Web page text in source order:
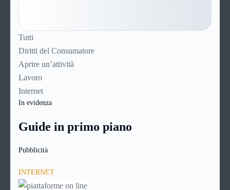
Tutti
Diritti del Consumatore
Aprire un’attività
Lavoro
Internet
In evidenza
Guide in primo piano
Pubblicità
INTERNET